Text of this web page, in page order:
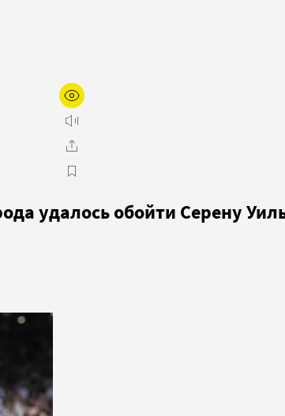
удалось обойти Серену